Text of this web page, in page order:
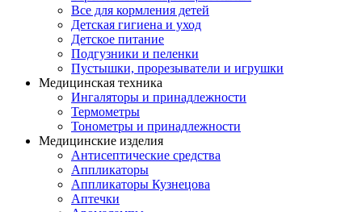
Все для кормления детей
Детская гигиена и уход
Детское питание
Подгузники и пеленки
Пустышки, прорезыватели и игрушки
Медицинская техника
Ингаляторы и принадлежности
Термометры
Тонометры и принадлежности
Медицинские изделия
Антисептические средства
Аппликаторы
Аппликаторы Кузнецова
Аптечки